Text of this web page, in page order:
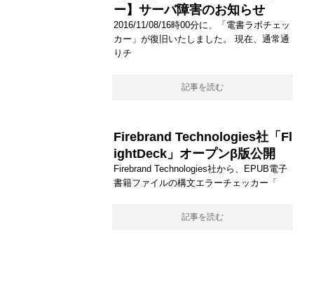
ー】サーバ障害のお知らせ
2016/11/08/16時00分に、「電書ラボチェッ
カー」が復旧いたしました。 現在、通常通
りチ
記事を読む
Firebrand Technologies社「Fl
ightDeck」オープンβ版公開
Firebrand Technologies社から、EPUB電子
書籍ファイルの構文エラーチェッカー「
記事を読む